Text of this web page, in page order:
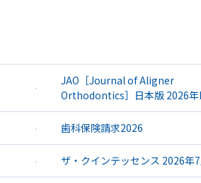
JAO［Journal of Aligner
Orthodontics］日本版 2026年
歯科保険請求2026
ザ・クインテッセンス 2026年